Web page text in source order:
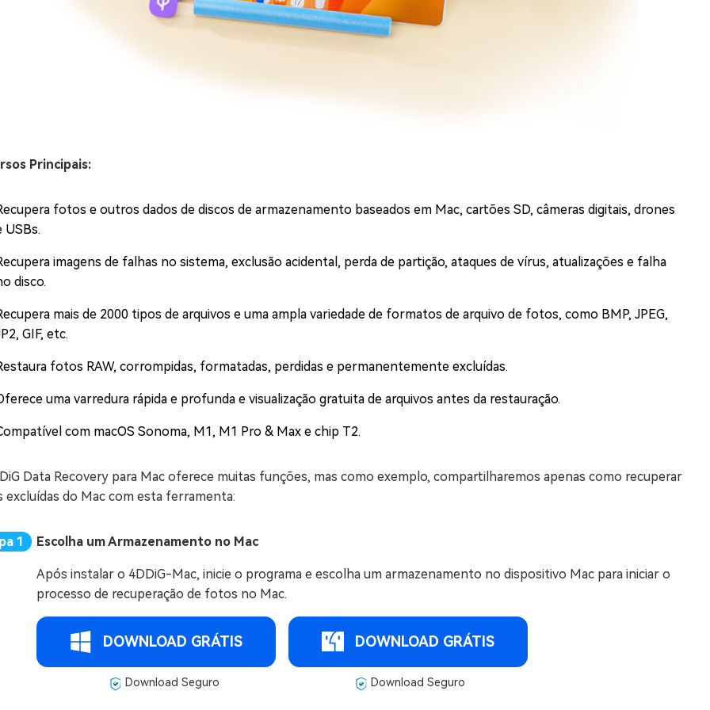
Principais:
fotos e outros dados de discos de armazenamento baseados em Mac, cartões SD, câmeras digitais, drones
USBs.
imagens de falhas no sistema, exclusão acidental, perda de partição, ataques de vírus, atualizações e falha
disco.
mais de 2000 tipos de arquivos e uma ampla variedade de formatos de arquivo de fotos, como BMP, JPEG,
GIF, etc.
fotos RAW, corrompidas, formatadas, perdidas e permanentemente excluídas.
uma varredura rápida e profunda e visualização gratuita de arquivos antes da restauração.
com macOS Sonoma, M1, M1 Pro & Max e chip T2.
Data Recovery para Mac oferece muitas funções, mas como exemplo, compartilharemos apenas como recuperar
do Mac com esta ferramenta:
Escolha um Armazenamento no Mac
Após instalar o 4DDiG-Mac, inicie o programa e escolha um armazenamento no dispositivo Mac para iniciar o
processo de recuperação de fotos no Mac.
DOWNLOAD GRÁTIS
Download Seguro
DOWNLOAD GRÁTIS
Download Seguro